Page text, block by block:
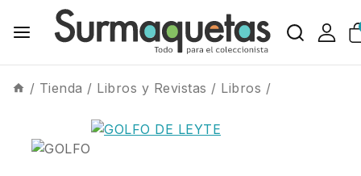
/ Tienda / Libros y Revistas / Libros /